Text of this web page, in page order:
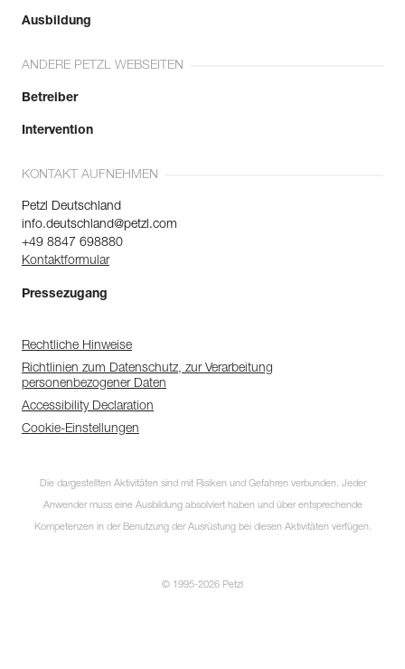
Ausbildung
ANDERE PETZL WEBSEITEN
Betreiber
Intervention
KONTAKT AUFNEHMEN
Petzl Deutschland
info.deutschland@petzl.com
+49 8847 698880
Kontaktformular
Pressezugang
Rechtliche Hinweise
Richtlinien zum Datenschutz, zur Verarbeitung
personenbezogener Daten
Accessibility Declaration
Cookie-Einstellungen
Die dargestellten Aktivitäten sind mit Risiken und Gefahren verbunden. Jeder
Anwender muss eine Ausbildung absolviert haben und über entsprechende
Kompetenzen in der Benutzung der Ausrüstung bei diesen Aktivitäten verfügen.
© 1995-2026 Petzl